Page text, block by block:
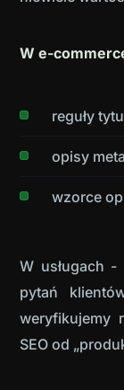
W e-
reguły
opisy
wzorce
W usługach -
pytań
weryfikujemy
SEO od